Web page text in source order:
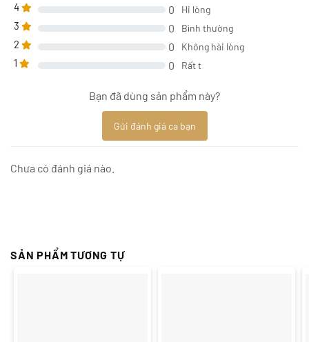
4 0 Hi lòng
3 0 Bình thường
2 0 Không hài lòng
1 0 Rất t
Bạn đã dùng sản phẩm này?
Gửi đánh giá ca bạn
Chưa có đánh giá nào.
SẢN PHẨM TƯƠNG TỰ